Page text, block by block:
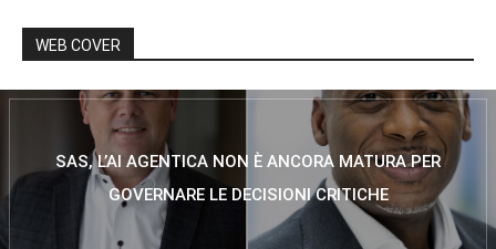
WEB COVER
SAS, L’AI AGENTICA NON È ANCORA MATURA PER
GOVERNARE LE DECISIONI CRITICHE